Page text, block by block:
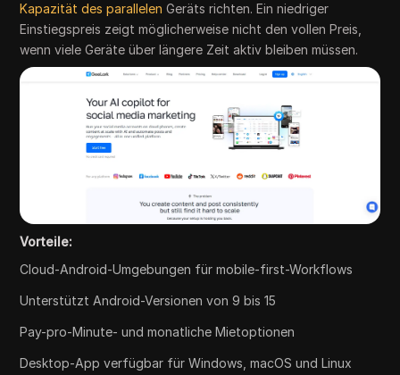
Kapazität des parallelen Geräts richten. Ein niedriger
Einstiegspreis zeigt möglicherweise nicht den vollen Preis,
wenn viele Geräte über längere Zeit aktiv bleiben müssen.
Vorteile:
Cloud-Android-Umgebungen für mobile-first-Workflows
Unterstützt Android-Versionen von 9 bis 15
Pay-pro-Minute- und monatliche Mietoptionen
Desktop-App verfügbar für Windows, macOS und Linux